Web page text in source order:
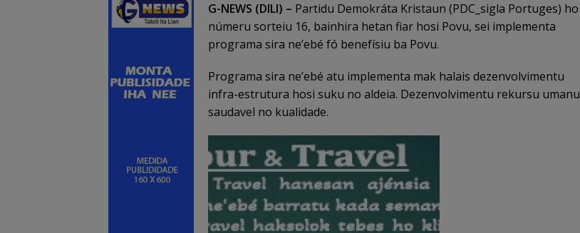
G-NEWS (DILI) – Partidu Demokráta Kristaun (PDC_sigla Portuges) ho
númeru sorteiu 16, bainhira hetan fiar hosi Povu, sei implementa
programa sira ne’ebé fó benefísiu ba Povu.
Programa sira ne’ebé atu implementa mak halais dezenvolvimentu
infra-estrutura hosi suku no aldeia. Dezenvolvimentu rekursu umanu
saudavel no kualidade.